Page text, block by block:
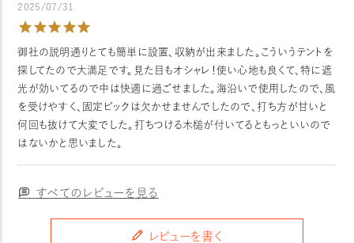
2025/07/31
御社の説明通りとても簡単に設置、収納が出来ました。こういうテントを
探してたので大満足です。見た目もオシャレ！使い心地も良くて、特に遮
光が効いてるので中は快適に過ごせました。海沿いで使用したので、風
を受けやすく、固定ピックは欠かせませんでしたので、打ち方が甘いと
何回も抜けて大変でした。打ちつける木槌が付いてるともっといいので
はないかと思いました。
すべてのレビューを見る
レビューを書く